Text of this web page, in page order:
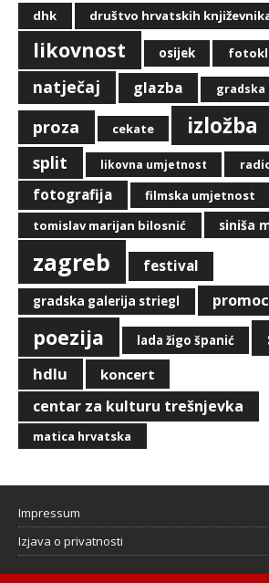
dhk društvo hrvatskih
likovnost osijek
natječaj glazba gradska
proza cekate izložba
split likovna umjetnost
fotografija
filmska umjetnost
tomislav marijan bilosnić
siniša
zagreb festival
gradska galerija striegl
poezija lada žigo španić
hdlu koncert
centar za kulturu trešnjevka
matica hrvatska
Impressum
Izjava o privatnosti